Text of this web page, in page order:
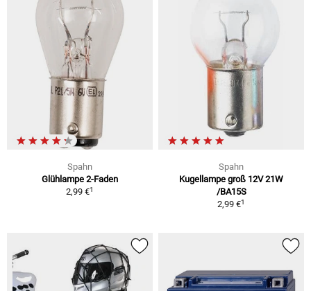
Spahn
Glühlampe 2-Faden
2,99 €1
Spahn
Kugellampe groß 12V 21W
/BA15S
2,99 €1